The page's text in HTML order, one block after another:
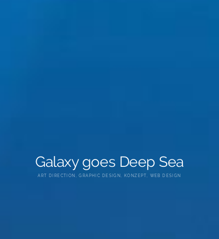
Galaxy goes Deep Sea
ART DIRECTION ,GRAPHIC DESIGN KONZEPT WEB DESIGN